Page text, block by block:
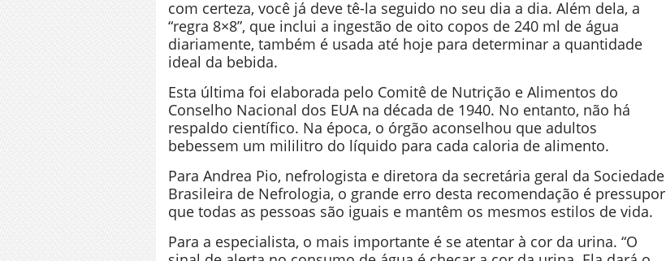
com certeza, você já deve tê-la seguido no seu dia a dia. Além dela, a
“regra 8×8”, que inclui a ingestão de oito copos de 240 ml de água
diariamente, também é usada até hoje para determinar a quantidade
ideal da bebida.
Esta última foi elaborada pelo Comitê de Nutrição e Alimentos do
Conselho Nacional dos EUA na década de 1940. No entanto, não há
respaldo científico. Na época, o órgão aconselhou que adultos
bebessem um mililitro do líquido para cada caloria de alimento.
Para Andrea Pio, nefrologista e diretora da secretária geral da Sociedade
Brasileira de Nefrologia, o grande erro desta recomendação é pressupor
que todas as pessoas são iguais e mantêm os mesmos estilos de vida.
Para a especialista, o mais importante é se atentar à cor da urina. “O